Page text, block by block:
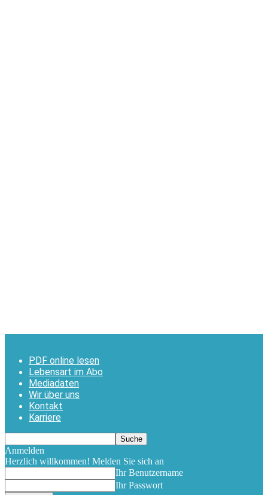
PDF online lesen
Lebensart im Abo
Mediadaten
Wir über uns
Kontakt
Karriere
Anmelden
Herzlich willkommen! Melden Sie sich an
Ihr Benutzername
Ihr Passwort